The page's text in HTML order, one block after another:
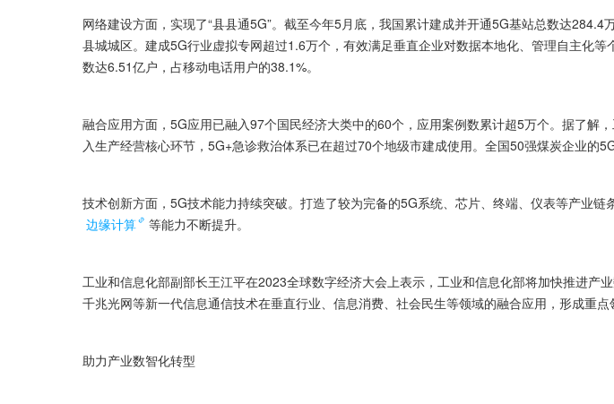
网络建设方面，实现了“县县通5G”。截至今年5月底，我国累计建成并开通5G基站总数达284.4
县城城区。建成5G行业虚拟专网超过1.6万个，有效满足垂直企业对数据本地化、管理自主化等
数达6.51亿户，占移动电话用户的38.1%。
融合应用方面，5G应用已融入97个国民经济大类中的60个，应用案例数累计超5万个。据了解
入生产经营核心环节，5G+急诊救治体系已在超过70个地级市建成使用。全国50强煤炭企业的
技术创新方面，5G技术能力持续突破。打造了较为完备的5G系统、芯片、终端、仪表等产业链
边缘计算
等能力不断提升。
工业和信息化部副部长王江平在2023全球数字经济大会上表示，工业和信息化部将加快推进产业
千兆光网等新一代信息通信技术在垂直行业、信息消费、社会民生等领域的融合应用，形成重点
助力产业数智化转型